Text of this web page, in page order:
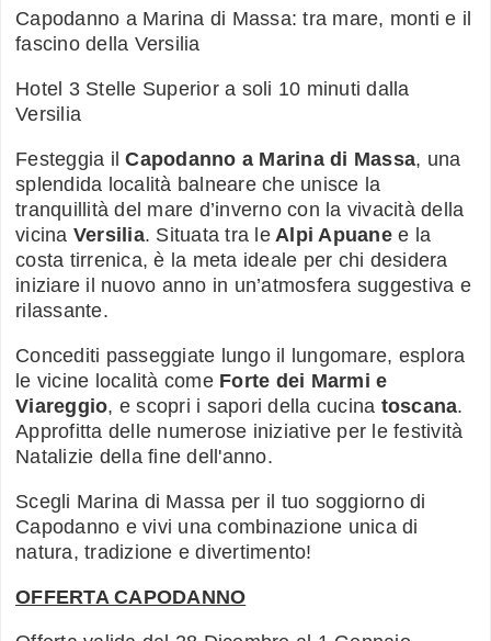
Capodanno a Marina di Massa: tra mare, monti e il
fascino della Versilia
Hotel 3 Stelle Superior a soli 10 minuti dalla
Versilia
Festeggia ilCapodanno a Marina di Massa, una
splendida località balneare che unisce la
tranquillità del mare d’inverno con la vivacità della
vicina Versilia. Situata tra leAlpi Apuanee la
costa tirrenica, è la meta ideale per chi desidera
iniziare il nuovo anno in un’atmosfera suggestiva e
rilassante.
Concediti passeggiate lungo il lungomare, esplora
le vicine località comeForte dei Marmi e
Viareggio, e scopri i sapori della cucina toscana.
Approfitta delle numerose iniziative per le festività
Natalizie della fine dell'anno.
Scegli Marina di Massa per il tuo soggiorno di
Capodanno e vivi una combinazione unica di
natura, tradizione e divertimento!
OFFERTA CAPODANNO